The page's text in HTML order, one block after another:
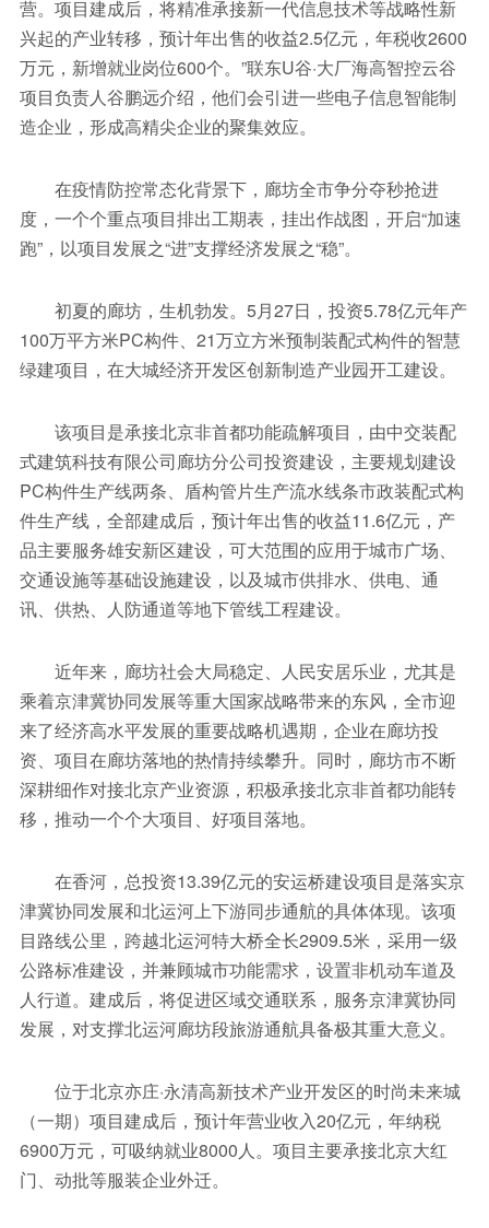
营。项目建成后，将精准承接新一代信息技术等战略性新
兴起的产业转移，预计年出售的收益2.5亿元，年税收2600
万元，新增就业岗位600个。”联东U谷·大厂海高智控云谷
项目负责人谷鹏远介绍，他们会引进一些电子信息智能制
造企业，形成高精尖企业的聚集效应。
在疫情防控常态化背景下，廊坊全市争分夺秒抢进
度，一个个重点项目排出工期表，挂出作战图，开启“加速
跑”，以项目发展之“进”支撑经济发展之“稳”。
初夏的廊坊，生机勃发。5月27日，投资5.78亿元年产
100万平方米PC构件、21万立方米预制装配式构件的智慧
绿建项目，在大城经济开发区创新制造产业园开工建设。
该项目是承接北京非首都功能疏解项目，由中交装配
式建筑科技有限公司廊坊分公司投资建设，主要规划建设
PC构件生产线两条、盾构管片生产流水线条市政装配式构
件生产线，全部建成后，预计年出售的收益11.6亿元，产
品主要服务雄安新区建设，可大范围的应用于城市广场、
交通设施等基础设施建设，以及城市供排水、供电、通
讯、供热、人防通道等地下管线工程建设。
近年来，廊坊社会大局稳定、人民安居乐业，尤其是
乘着京津冀协同发展等重大国家战略带来的东风，全市迎
来了经济高水平发展的重要战略机遇期，企业在廊坊投
资、项目在廊坊落地的热情持续攀升。同时，廊坊市不断
深耕细作对接北京产业资源，积极承接北京非首都功能转
移，推动一个个大项目、好项目落地。
在香河，总投资13.39亿元的安运桥建设项目是落实京
津冀协同发展和北运河上下游同步通航的具体体现。该项
目路线公里，跨越北运河特大桥全长2909.5米，采用一级
公路标准建设，并兼顾城市功能需求，设置非机动车道及
人行道。建成后，将促进区域交通联系，服务京津冀协同
发展，对支撑北运河廊坊段旅游通航具备极其重大意义。
位于北京亦庄·永清高新技术产业开发区的时尚未来城
（一期）项目建成后，预计年营业收入20亿元，年纳税
6900万元，可吸纳就业8000人。项目主要承接北京大红
门、动批等服装企业外迁。